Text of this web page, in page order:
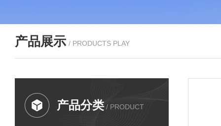
产品展示 / PRODUCTS PLAY
产品分类 / PRODUCT